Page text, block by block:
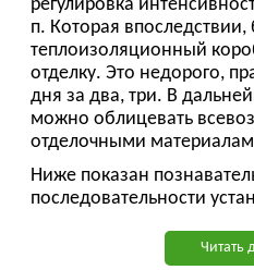
регулировка
п. Которая
теплоизоляционный
отделку. Это недорого,
дня за два, три. В
можно облицевать
отделочными
Ниже показан
последовательности
понимания процесса)))
Читать